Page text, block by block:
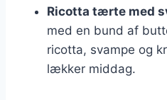
Ricotta tærte med
med en bund af
ricotta, svampe og
lækker middag.